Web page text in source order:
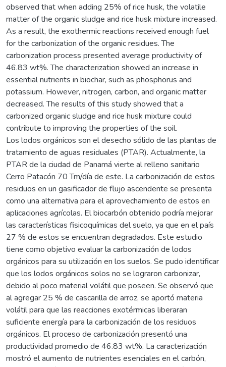
observed that when adding 25% of rice husk, the volatile
matter of the organic sludge and rice husk mixture increased.
As a result, the exothermic reactions received enough fuel
for the carbonization of the organic residues. The
carbonization process presented average productivity of
46.83 wt%. The characterization showed an increase in
essential nutrients in biochar, such as phosphorus and
potassium. However, nitrogen, carbon, and organic matter
decreased. The results of this study showed that a
carbonized organic sludge and rice husk mixture could
contribute to improving the properties of the soil.
Los lodos orgánicos son el desecho sólido de las plantas de
tratamiento de aguas residuales (PTAR). Actualmente, la
PTAR de la ciudad de Panamá vierte al relleno sanitario
Cerro Patacón 70 Tm/día de este. La carbonización de estos
residuos en un gasificador de flujo ascendente se presenta
como una alternativa para el aprovechamiento de estos en
aplicaciones agrícolas. El biocarbón obtenido podría mejorar
las características fisicoquímicas del suelo, ya que en el país
27 % de estos se encuentran degradados. Este estudio
tiene como objetivo evaluar la carbonización de lodos
orgánicos para su utilización en los suelos. Se pudo identificar
que los lodos orgánicos solos no se lograron carbonizar,
debido al poco material volátil que poseen. Se observó que
al agregar 25 % de cascarilla de arroz, se aportó materia
volátil para que las reacciones exotérmicas liberaran
suficiente energía para la carbonización de los residuos
orgánicos. El proceso de carbonización presentó una
productividad promedio de 46.83 wt%. La caracterización
mostró el aumento de nutrientes esenciales en el carbón,